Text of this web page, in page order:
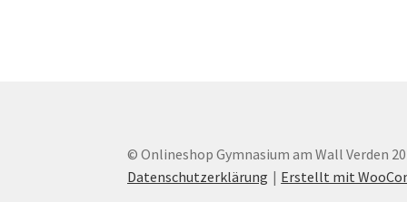
© Onlineshop Gymnasium am Wall Verden
Datenschutzerklärung
Erstellt mit